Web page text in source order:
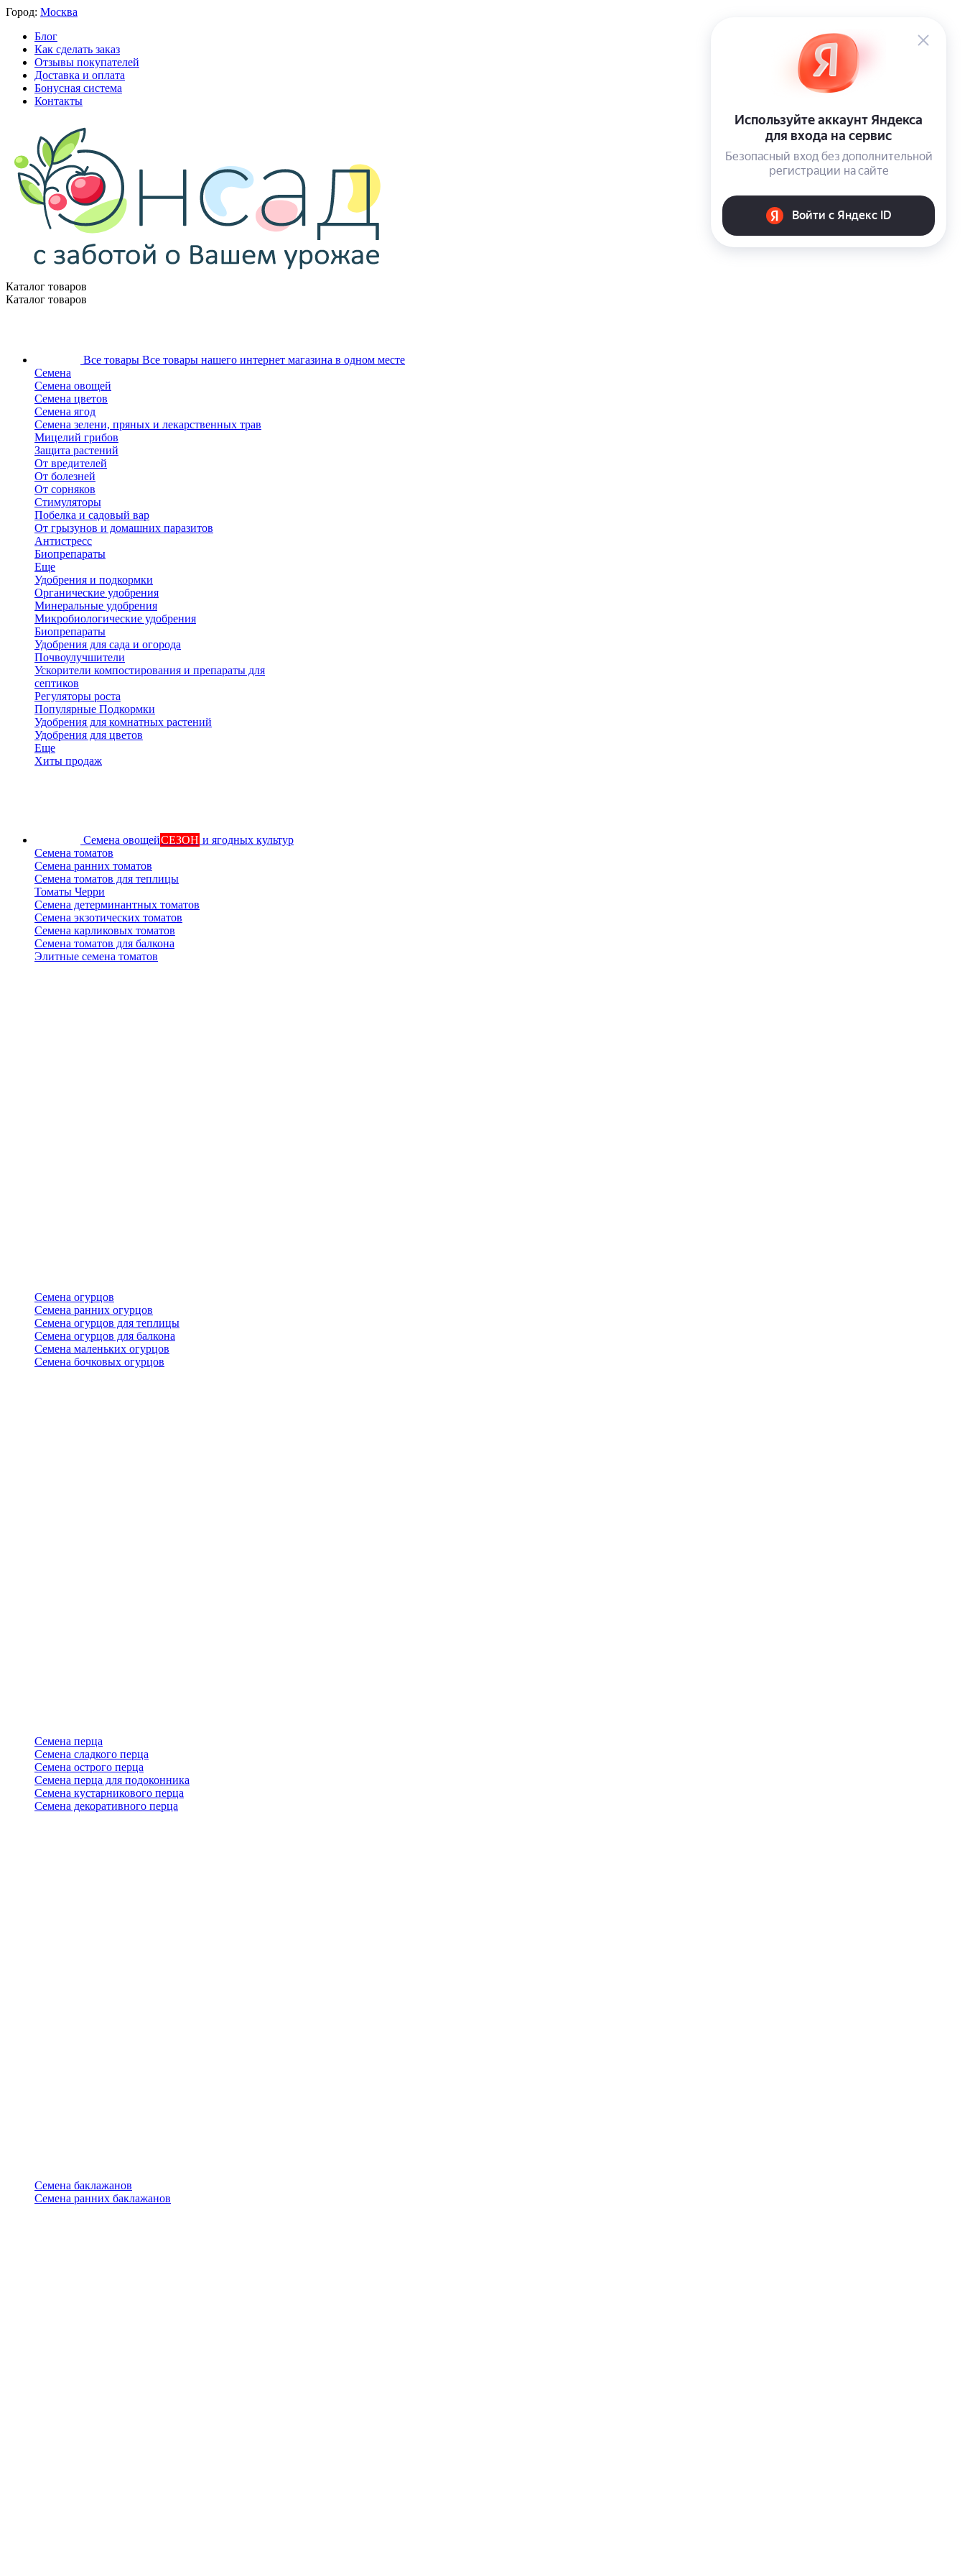
Город: Москва
Блог
Как сделать заказ
Отзывы покупателей
Доставка и оплата
Бонусная система
Контакты
Каталог товаров
Каталог товаров
Все товары Все товары нашего интернет магазина в одном месте
Семена
Семена овощей
Семена цветов
Семена ягод
Семена зелени, пряных и лекарственных трав
Мицелий грибов
Защита растений
От вредителей
От болезней
От сорняков
Стимуляторы
Побелка и садовый вар
От грызунов и домашних паразитов
Антистресс
Биопрепараты
Еще
Удобрения и подкормки
Органические удобрения
Минеральные удобрения
Микробиологические удобрения
Биопрепараты
Удобрения для сада и огорода
Почвоулучшители
Ускорители компостирования и препараты для
септиков
Регуляторы роста
Популярные Подкормки
Удобрения для комнатных растений
Удобрения для цветов
Еще
Хиты продаж
Семена овощейСЕЗОН и ягодных культур
Семена томатов
Семена ранних томатов
Семена томатов для теплицы
Томаты Черри
Семена детерминантных томатов
Семена экзотических томатов
Семена карликовых томатов
Семена томатов для балкона
Элитные семена томатов
Семена огурцов
Семена ранних огурцов
Семена огурцов для теплицы
Семена огурцов для балкона
Семена маленьких огурцов
Семена бочковых огурцов
Семена перца
Семена сладкого перца
Семена острого перца
Семена перца для подоконника
Семена кустарникового перца
Семена декоративного перца
Семена баклажанов
Семена ранних баклажанов